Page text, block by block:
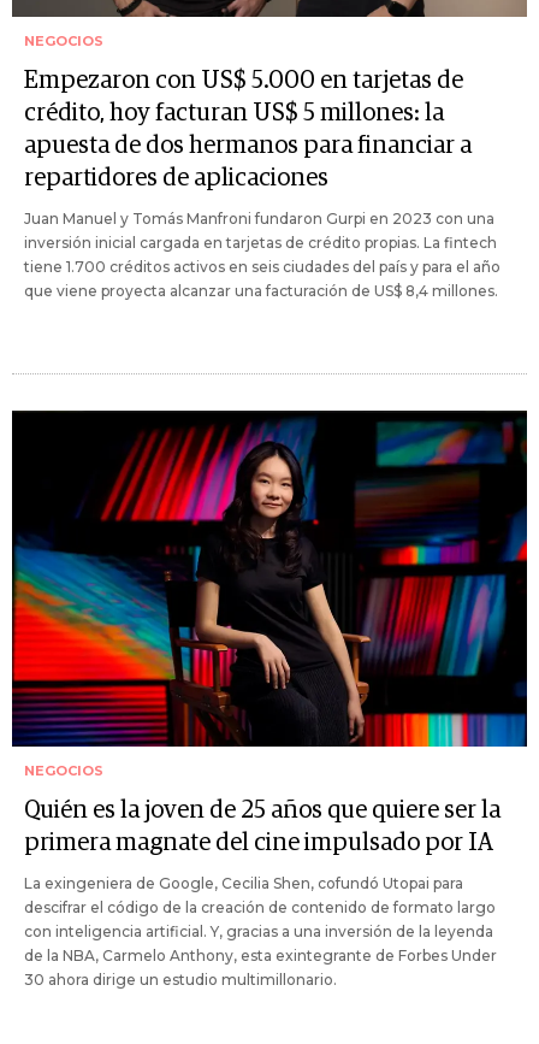
NEGOCIOS
Empezaron con US$ 5.000 en tarjetas de
crédito, hoy facturan US$ 5 millones: la
apuesta de dos hermanos para financiar a
repartidores de aplicaciones
Juan Manuel y Tomás Manfroni fundaron Gurpi en 2023 con una
inversión inicial cargada en tarjetas de crédito propias. La fintech
tiene 1.700 créditos activos en seis ciudades del país y para el año
que viene proyecta alcanzar una facturación de US$ 8,4 millones.
NEGOCIOS
Quién es la joven de 25 años que quiere ser la
primera magnate del cine impulsado por IA
La exingeniera de Google, Cecilia Shen, cofundó Utopai para
descifrar el código de la creación de contenido de formato largo
con inteligencia artificial. Y, gracias a una inversión de la leyenda
de la NBA, Carmelo Anthony, esta exintegrante de Forbes Under
30 ahora dirige un estudio multimillonario.